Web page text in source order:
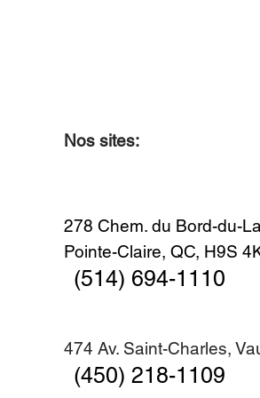
Aperçu rapide
Premier Hiver
Aperçu rapide
Centre-ville no. 18
Aperçu rapide
Sans titre
Aperçu rapide
Diner en famille no. 2
Nos sites:
278 Chem. du Bord-du-
Pointe-Claire, QC, H9S
(514) 694-1110
474 Av. Saint-Charles,
(450) 218-1109